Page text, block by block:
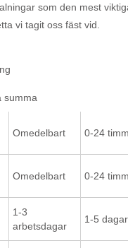
som den mest
vi tagit oss fäst vid.
summa
Omedelbart 0-24
Omedelbart 0-24
1-3
arbetsdagar
1-5 dagar